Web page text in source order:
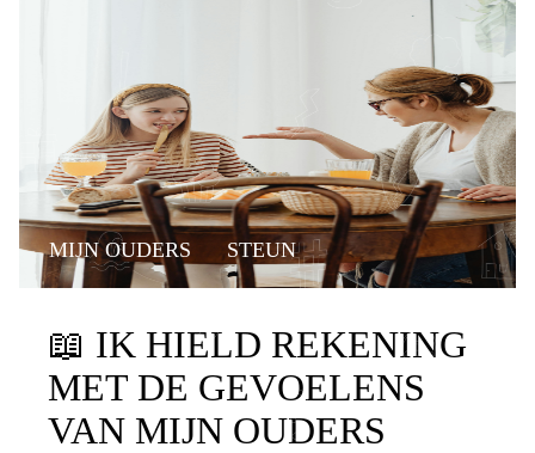
MIJN OUDERS STEUN
📖 IK HIELD REKENING
MET DE GEVOELENS
VAN MIJN OUDERS